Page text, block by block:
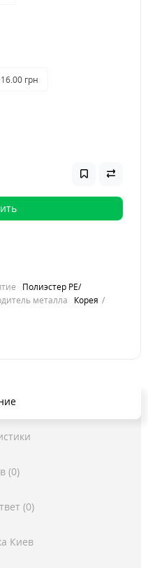
грн
Полиэстер PE/
металла
Корея
(0)
(0)
Киев